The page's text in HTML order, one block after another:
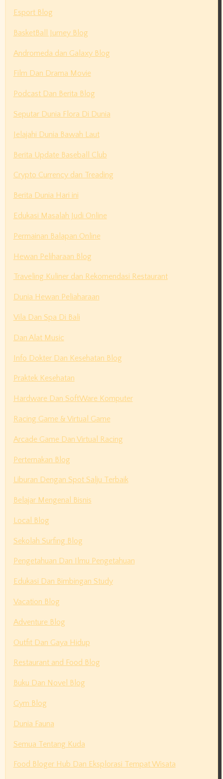
Esport Blog
BasketBall Jurney Blog
Andromeda dan Galaxy Blog
Film Dan Drama Movie
Podcast Dan Berita Blog
Seputar Dunia Flora Di Dunia
Jelajahi Dunia Bawah Laut
Berita Update Baseball Club
Crypto Currency dan Treading
Berita Dunia Hari ini
Edukasi Masalah Judi Online
Permainan Balapan Online
Hewan Peliharaan Blog
Traveling Kuliner dan Rekomendasi Restaurant
Dunia Hewan Peliaharaan
Vila Dan Spa Di Bali
Dan Alat Music
Info Dokter Dan Kesehatan Blog
Praktek Kesehatan
Hardware Dan SoftWare Komputer
Racing Game & Virtual Game
Arcade Game Dan Virtual Racing
Perternakan Blog
Liburan Dengan Spot Salju Terbaik
Belajar Mengenal Bisnis
Local Blog
Sekolah Surfing Blog
Pengetahuan Dan Ilmu Pengetahuan
Edukasi Dan Bimbingan Study
Vacation Blog
Adventure Blog
Outfit Dan Gaya Hidup
Restaurant and Food Blog
Buku Dan Novel Blog
Gym Blog
Dunia Fauna
Semua Tentang Kuda
Food Bloger Hub Dan Eksplorasi Tempat Wisata